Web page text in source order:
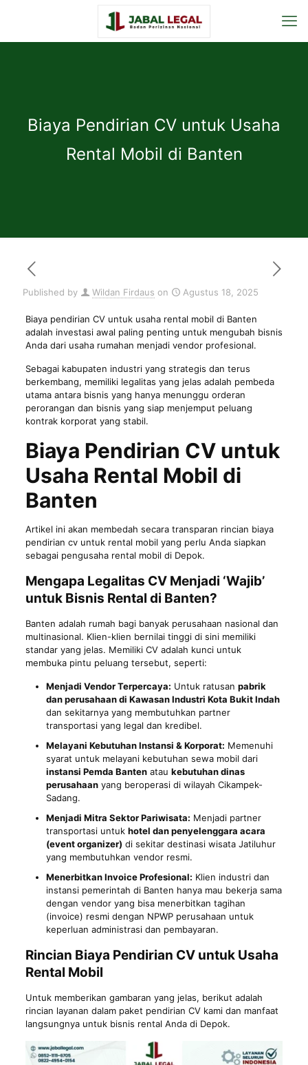
Biaya Pendirian CV untuk Usaha
Rental Mobil di Banten
Published by Wildan Firdaus on Agustus 18, 2025
Biaya pendirian CV untuk usaha rental mobil di Banten
adalah investasi awal paling penting untuk mengubah bisnis
Anda dari usaha rumahan menjadi vendor profesional.
Sebagai kabupaten industri yang strategis dan terus
berkembang, memiliki legalitas yang jelas adalah pembeda
utama antara bisnis yang hanya menunggu orderan
perorangan dan bisnis yang siap menjemput peluang
kontrak korporat yang stabil.
Biaya Pendirian CV untuk
Usaha Rental Mobil di
Banten
Artikel ini akan membedah secara transparan rincian biaya
pendirian cvuntuk rental mobil yang perlu Anda siapkan
sebagai pengusaha rental mobil di Depok.
Mengapa Legalitas CV Menjadi ‘Wajib’
untuk Bisnis Rental di Banten?
Banten adalah rumah bagi banyak perusahaan nasional dan
multinasional. Klien-klien bernilai tinggi di sini memiliki
standar yang jelas. Memiliki CV adalah kunci untuk
membuka pintu peluang tersebut, seperti:
Menjadi Vendor Terpercaya: Untuk ratusan pabrik
dan perusahaan di Kawasan Industri Kota Bukit Indah
dan sekitarnya yang membutuhkan partner
transportasi yang legal dan kredibel.
Melayani Kebutuhan Instansi & Korporat: Memenuhi
syarat untuk melayani kebutuhan sewa mobil dari
instansi Pemda Bantenatau kebutuhan dinas
perusahaanyang beroperasi di wilayah Cikampek-
Sadang.
Menjadi Mitra Sektor Pariwisata: Menjadi partner
transportasi untuk hotel dan penyelenggara acara
(event organizer) di sekitar destinasi wisata Jatiluhur
yang membutuhkan vendor resmi.
Menerbitkan Invoice Profesional: Klien industri dan
instansi pemerintah di Banten hanya mau bekerja sama
dengan vendor yang bisa menerbitkan tagihan
(invoice) resmi dengan NPWP perusahaan untuk
keperluan administrasi dan pembayaran.
Rincian Biaya Pendirian CV untuk Usaha
Rental Mobil
Untuk memberikan gambaran yang jelas, berikut adalah
rincian layanan dalam paket pendirian CV kami dan manfaat
langsungnya untuk bisnis rental Anda di Depok.